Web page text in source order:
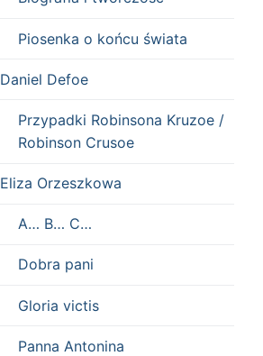
Piosenka o końcu świata
Daniel Defoe
Przypadki Robinsona Kruzoe /
Robinson Crusoe
Eliza Orzeszkowa
A… B… C…
Dobra pani
Gloria victis
Panna Antonina